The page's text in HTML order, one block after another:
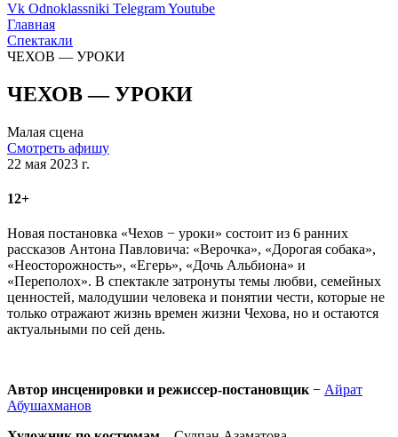
Vk Odnoklassniki TelegramYoutube
Главная
Спектакли
ЧЕХОВ — УРОКИ
ЧЕХОВ — УРОКИ
Малая сцена
Смотреть афишу
22 мая 2023 г.
12+
Новая постановка «Чехов − уроки» состоит из 6 ранних
рассказов Антона Павловича: «Верочка», «Дорогая собака»,
«Неосторожность», «Егерь», «Дочь Альбиона» и
«Переполох». В спектакле затронуты темы любви, семейных
ценностей, малодушии человека и понятии чести, которые не
только отражают жизнь времен жизни Чехова, но и остаются
актуальными по сей день.
Автор инсценировки и режиссер-постановщик − Айрат
Абушахманов